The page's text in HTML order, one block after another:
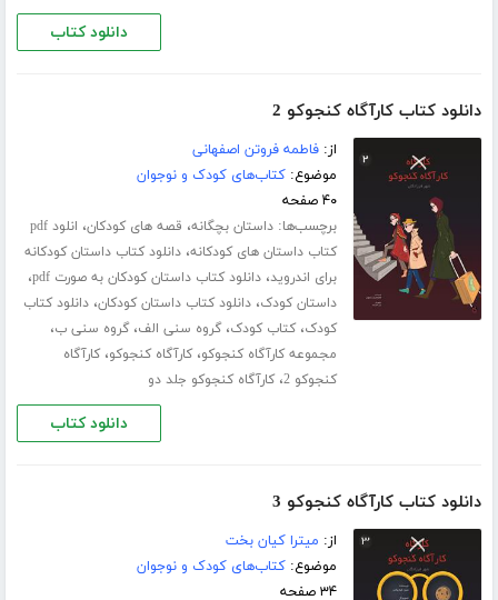
دانلود کتاب
دانلود کتاب کارآگاه کنجوکو 2
از:فاطمه فروتن اصفهانی
موضوع:کتاب‌های کودک و نوجوان
۴۰ صفحه
برچسب‌ها:داستان بچگانه، قصه های کودکان،
انلود pdf
کتاب داستان های کودکانه،دانلود کتاب داستان کودکانه
برای اندروید،دانلود کتاب داستان کودکان به صورت pdf ،
داستان کودک،دانلود کتاب داستان کودکان،دانلود کتاب
کودک،کتاب کودک،گروه سنی الف،گروه سنی ب،
مجموعه کارآگاه کنجوکو،کارآگاه کنجوکو،کارآگاه
کنجوکو 2 ،کارآگاه کنجوکو جلد دو
دانلود کتاب
دانلود کتاب کارآگاه کنجوکو 3
از: میترا کیان بخت
موضوع:کتاب‌های کودک و نوجوان
۳۴ صفحه